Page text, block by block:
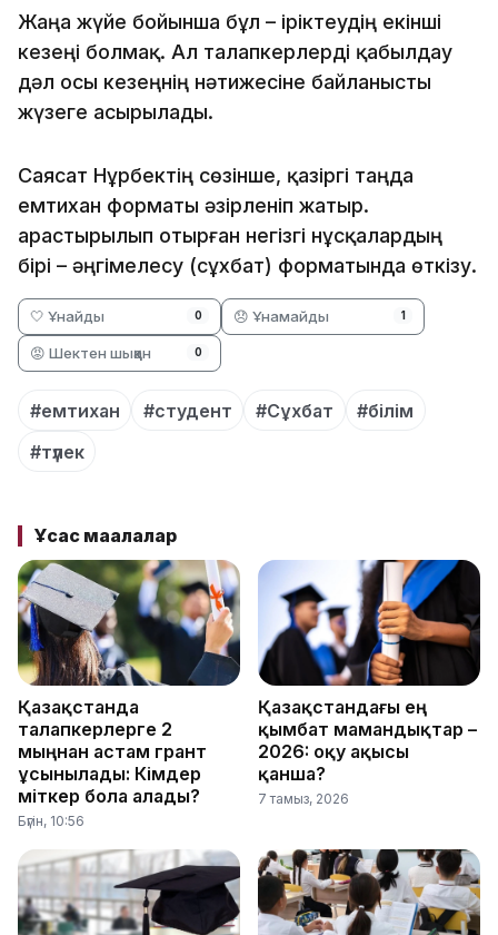
Жаңа жүйе бойынша бұл – іріктеудің екінші
кезеңі болмақ. Ал талапкерлерді қабылдау
дәл осы кезеңнің нәтижесіне байланысты
жүзеге асырылады.
Саясат Нұрбектің сөзінше, қазіргі таңда
емтихан форматы әзірленіп жатыр.
Қарастырылып отырған негізгі нұсқалардың
бірі – әңгімелесу (сұхбат) форматында өткізу.
🤍 Ұнайды 0 😞 Ұнамайды 1
😡 Шектен шыққан 0
#емтихан #студент #Сұхбат
#білім
#түлек
Ұқсас мақалалар
Қазақстанда
талапкерлерге 2
мыңнан астам грант
ұсынылады: Кімдер
үміткер бола алады?
Бүгін, 10:56
Қазақстандағы ең
қымбат мамандықтар –
2026: оқу ақысы
қанша?
7 тамыз, 2026